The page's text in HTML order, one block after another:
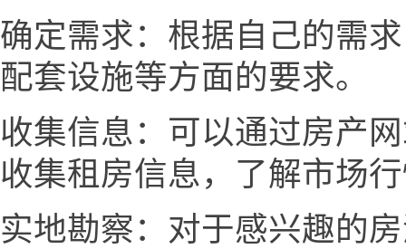
确定需求：根据自己的需
配套设施等方面的要求。
收集信息：可以通过房产
收集租房信息，了解市场
实地勘察：对于感兴趣的